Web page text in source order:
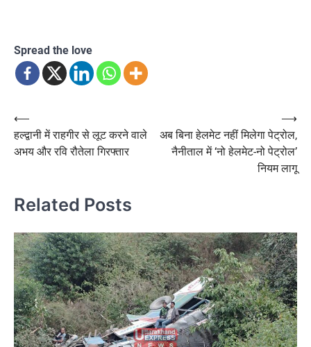
Spread the love
Post
navigation
⟵
हल्द्वानी में राहगीर से लूट करने वाले
अभय और रवि रौतेला गिरफ्तार
अब बिना हेलमेट नहीं मिलेगा पेट्रोल,
नैनीताल में ‘नो हेलमेट-नो पेट्रोल’
नियम लागू
⟶
Related Posts